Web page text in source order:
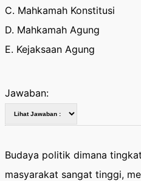
C. Mahkamah Konstitusi
D. Mahkamah Agung
E. Kejaksaan Agung
Jawaban:
Budaya politik dimana
masyarakat sangat tinggi,